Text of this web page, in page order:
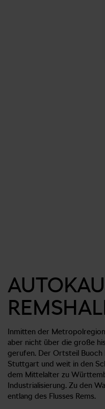
Inmitten der
aber nicht über die große
gerufen. Der Ortsteil Buoch
Stuttgart und weit in den
dem Mittelalter zu
Industrialisierung. Zu den
entlang des Flusses Rems.